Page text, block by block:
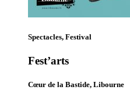
Spectacles, Festival
Fest’arts
Cœur de la Bastide, Libourne